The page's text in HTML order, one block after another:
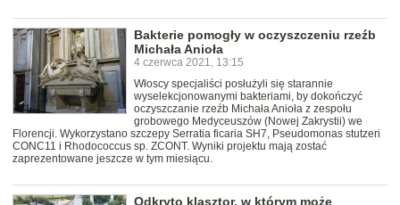
Bakterie pomogły w oczyszczeniu rzeźb
Michała Anioła
4 czerwca 2021, 13:15
Włoscy specjaliści posłużyli się starannie
wyselekcjonowanymi bakteriami, by dokończyć
oczyszczanie rzeźb Michała Anioła z zespołu
grobowego Medyceuszów (Nowej Zakrystii) we
Florencji. Wykorzystano szczepy Serratia ficaria SH7, Pseudomonas stutzeri
CONC11 i Rhodococcus sp. ZCONT. Wyniki projektu mają zostać
zaprezentowane jeszcze w tym miesiącu.
Odkryto klasztor, w którym może